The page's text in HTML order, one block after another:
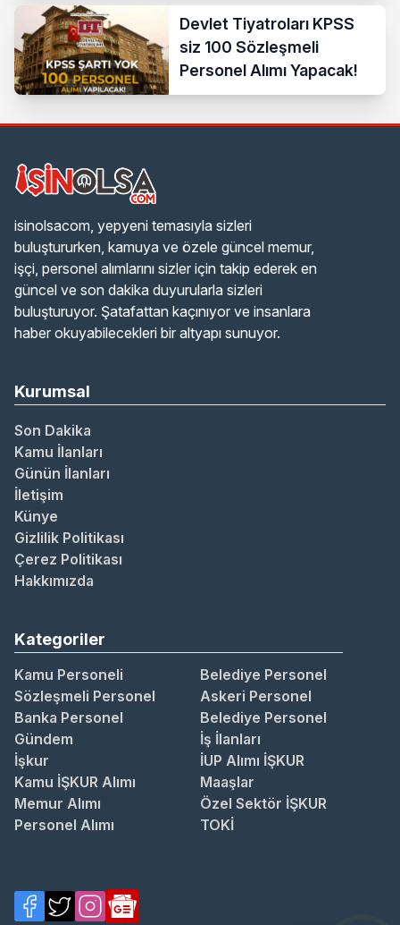
Devlet Tiyatroları KPSS
siz 100 Sözleşmeli
Personel Alımı Yapacak!
isinolsacom, yepyeni temasıyla sizleri
buluştururken, kamuya ve özele güncel memur,
işçi, personel alımlarını sizler için takip ederek en
güncel ve son dakika duyurularla sizleri
buluşturuyor. Şatafattan kaçınıyor ve insanlara
haber okuyabilecekleri bir altyapı sunuyor.
Kurumsal
Son Dakika
Kamu İlanları
Günün İlanları
İletişim
Künye
Gizlilik Politikası
Çerez Politikası
Hakkımızda
Kategoriler
Kamu Personeli
Belediye Personel
Sözleşmeli Personel
Askeri Personel
Banka Personel
Belediye Personel
Gündem
İş İlanları
İşkur
İUP Alımı İŞKUR
Kamu İŞKUR Alımı
Maaşlar
Memur Alımı
Özel Sektör İŞKUR
Personel Alımı
TOKİ